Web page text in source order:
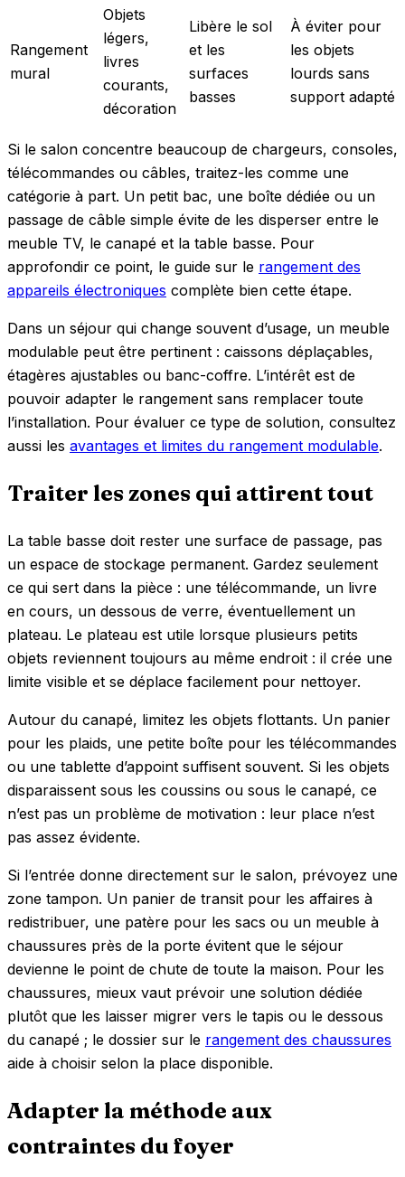
Rangement
mural
Objets
légers,
livres
courants,
décoration
Libère le sol
et les
surfaces
basses
À éviter pour
les objets
lourds sans
support adapté
Si le salon concentre beaucoup de chargeurs, consoles,
télécommandes ou câbles, traitez-les comme une
catégorie à part. Un petit bac, une boîte dédiée ou un
passage de câble simple évite de les disperser entre le
meuble TV, le canapé et la table basse. Pour
approfondir ce point, le guide sur le rangement des
appareils électroniques complète bien cette étape.
Dans un séjour qui change souvent d’usage, un meuble
modulable peut être pertinent : caissons déplaçables,
étagères ajustables ou banc-coffre. L’intérêt est de
pouvoir adapter le rangement sans remplacer toute
l’installation. Pour évaluer ce type de solution, consultez
aussi les avantages et limites du rangement modulable.
Traiter les zones qui attirent tout
La table basse doit rester une surface de passage, pas
un espace de stockage permanent. Gardez seulement
ce qui sert dans la pièce : une télécommande, un livre
en cours, un dessous de verre, éventuellement un
plateau. Le plateau est utile lorsque plusieurs petits
objets reviennent toujours au même endroit : il crée une
limite visible et se déplace facilement pour nettoyer.
Autour du canapé, limitez les objets flottants. Un panier
pour les plaids, une petite boîte pour les télécommandes
ou une tablette d’appoint suffisent souvent. Si les objets
disparaissent sous les coussins ou sous le canapé, ce
n’est pas un problème de motivation : leur place n’est
pas assez évidente.
Si l’entrée donne directement sur le salon, prévoyez une
zone tampon. Un panier de transit pour les affaires à
redistribuer, une patère pour les sacs ou un meuble à
chaussures près de la porte évitent que le séjour
devienne le point de chute de toute la maison. Pour les
chaussures, mieux vaut prévoir une solution dédiée
plutôt que les laisser migrer vers le tapis ou le dessous
du canapé ; le dossier sur le rangement des chaussures
aide à choisir selon la place disponible.
Adapter la méthode aux
contraintes du foyer